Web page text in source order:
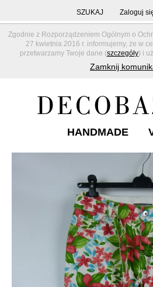
Zgodnie z Rozporządzeniem Ogólnym o
27 kwietnia 2016 r. informujemy, że w
przetwarzamy Twoje dane (szczegóły) i
Zamknij
SZUKAJ Zaloguj
HANDMADE